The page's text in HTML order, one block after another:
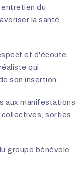
du
la santé
et d'écoute
qui
son insertion.
aux manifestations
collectives, sorties
groupe bénévole